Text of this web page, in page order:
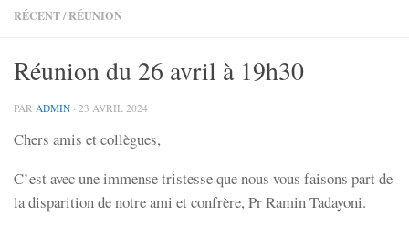
RÉCENT/RÉUNION
Réunion du 26 avril à 19h30
PAR ADMIN · 23 AVRIL 2024
Chers amis et collègues,
C’est avec une immense tristesse que nous vous faisons part de
la disparition de notre ami et confrère, Pr Ramin Tadayoni.